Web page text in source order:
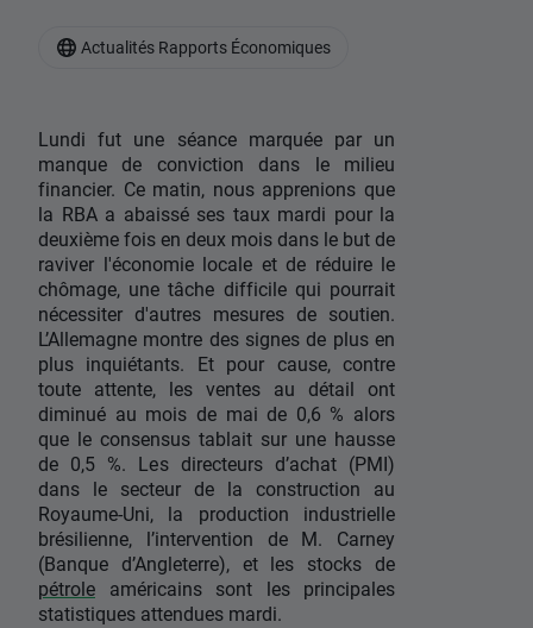
Lundi fut une séance marquée par un
manque de conviction dans le milieu
financier. Ce matin, nous apprenions que
la RBA a abaissé ses taux mardi pour la
deuxième fois en deux mois dans le but de
raviver l'économie locale et de réduire le
chômage, une tâche difficile qui pourrait
nécessiter d'autres mesures de soutien.
L’Allemagne montre des signes de plus en
plus inquiétants. Et pour cause, contre
toute attente, les ventes au détail ont
diminué au mois de mai de 0,6 % alors
que le consensus tablait sur une hausse
de 0,5 %. Les directeurs d’achat (PMI)
dans le secteur de la construction au
Royaume-Uni, la production industrielle
brésilienne, l’intervention de M. Carney
(Banque d’Angleterre), et les stocks de
pétrole américains sont les principales
statistiques attendues mardi.
Actualités Rapports Économiques